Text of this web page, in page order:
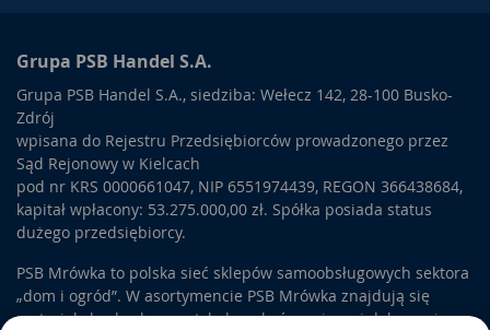
Grupa PSB Handel S.A.
Grupa PSB Handel S.A., siedziba: Wełecz 142, 28-100 Busko-
Zdrój
wpisana do Rejestru Przedsiębiorców prowadzonego przez
Sąd Rejonowy w Kielcach
pod nr KRS 0000661047, NIP 6551974439, REGON 366438684,
kapitał wpłacony: 53.275.000,00 zł. Spółka posiada status
dużego przedsiębiorcy.
PSB Mrówka to polska sieć sklepów samoobsługowych sektora
„dom i ogród”. W asortymencie PSB Mrówka znajdują się
materiały budowlane, artykuły wykończeniowe i dekoracyjne,